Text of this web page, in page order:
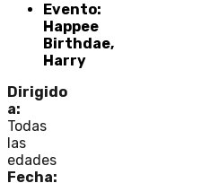
Evento:
Happee
Birthdae,
Harry
Dirigido
a:
Todas
las
edades
Fecha: